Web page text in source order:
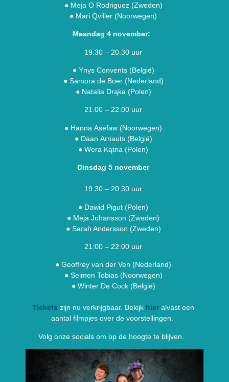
● Meja O Rodriguez(Zweden)
● MariQviller (Noorwegen)
Maandag 4 november:
19.30 – 20.30 uur
● Ynys Convents (België)
● Samora de Boer (Nederland)
● Natalia Drąka (Polen)
21.00 – 22.00 uur
● HannaAsefaw(Noorwegen)
● Daan Arnauts (België)
●Wera Kątna (Polen)
Dinsdag 5 november
19.30 – 20.30 uur
● Dawid Pigut (Polen)
● Meja Johansson (Zweden)
● Sarah Andersson (Zweden)
21:00 – 22.00 uur
●Geoffrey van der Ven (Nederland)
● Seimen Tobias (Noorwegen)
● Winter De Cock (België)
Tickets zijn nu verkrijgbaar. Bekijk hier alvast een
aantal filmpjes over de voorstellingen.
Volg onze socials om op de hoogte te blijven.